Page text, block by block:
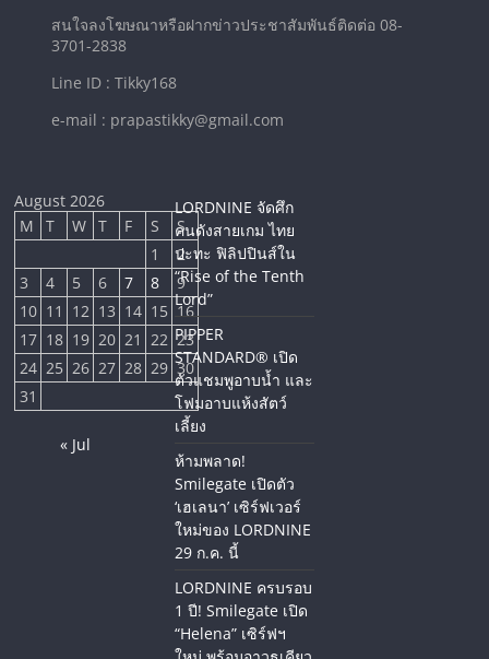
สนใจลงโฆษณาหรือฝากข่าวประชาสัมพันธ์ติดต่อ 08-
3701-2838
Line ID : Tikky168
e-mail : prapastikky@gmail.com
August 2026
M
T W T F S
S
1
2
3
4 5 6 7 8
9
10 11 12 13 14 15 16
17 18 19 20 21 22 23
24 25 26 27 28 29 30
31
« Jul
LORDNINE จัดศึก
คนดังสายเกม ไทย
ปะทะ ฟิลิปปินส์ใน
“Rise of the Tenth
Lord”
PIPPER
STANDARD® เปิด
ตัวแชมพูอาบน้ำ และ
โฟมอาบแห้งสัตว์
เลี้ยง
ห้ามพลาด!
Smilegate เปิดตัว
‘เฮเลนา’ เซิร์ฟเวอร์
ใหม่ของ LORDNINE
29 ก.ค. นี้
LORDNINE ครบรอบ
1 ปี! Smilegate เปิด
“Helena” เซิร์ฟฯ